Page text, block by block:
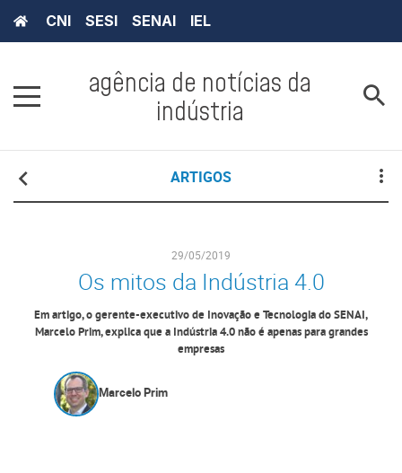
CNI SESI SENAI IEL
agência de notícias da
indústria
ARTIGOS
29/05/2019
Os mitos da Indústria 4.0
Em artigo, o gerente-executivo de Inovação e Tecnologia do SENAI,
Marcelo Prim, explica que a Indústria 4.0 não é apenas para grandes
empresas
Marcelo Prim